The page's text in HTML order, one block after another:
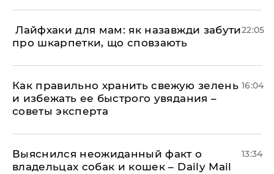
​ Лайфхаки для мам: як назавжди забути
про шкарпетки, що сповзають
22:05
Как правильно хранить свежую зелень
и избежать ее быстрого увядания –
советы эксперта
16:04
Выяснился неожиданный факт о
владельцах собак и кошек – Daily Mail
13:34